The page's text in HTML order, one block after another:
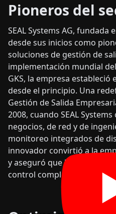
Pioneros del
SEAL Systems AG, fundada
desde sus inicios como
soluciones de gestión de
implementación mundial
GKS, la empresa
desde el principio. Una
Gestión de Salida
2008, cuando SEAL
negocios, de red y de
monitoreo integrados de
innovador convirtió a la
y aseguró que los clientes
control completo sobre sus